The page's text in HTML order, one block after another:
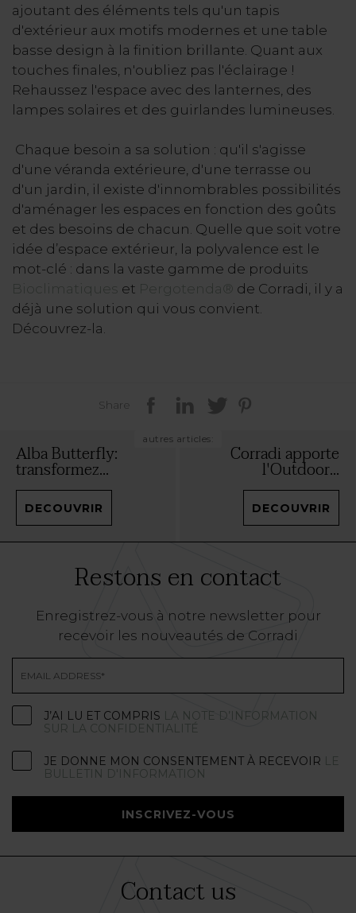
ajoutant des éléments tels qu'un tapis
d'extérieur aux motifs modernes et une table
basse design à la finition brillante. Quant aux
touches finales, n'oubliez pas l'éclairage !
Rehaussez l'espace avec des lanternes, des
lampes solaires et des guirlandes lumineuses.
Chaque besoin a sa solution : qu'il s'agisse
d'une véranda extérieure, d'une terrasse ou
d'un jardin, il existe d'innombrables possibilités
d'aménager les espaces en fonction des goûts
et des besoins de chacun. Quelle que soit votre
idée d’espace extérieur, la polyvalence est le
mot-clé : dans la vaste gamme de produits
Bioclimatiques
et Pergotenda® de Corradi, il y a
déjà une solution qui vous convient.
Découvrez-la.
Share
autres articles:
Alba Butterfly:
transformez...
DECOUVRIR
Corradi apporte
l'Outdoor...
DECOUVRIR
Restons en contact
Enregistrez-vous à notre newsletter pour
recevoir les nouveautés de Corradi
J’AI LU ET COMPRIS LA NOTE D’INFORMATION
SUR LA CONFIDENTIALITÉ
JE DONNE MON CONSENTEMENT À RECEVOIR LE
BULLETIN D'INFORMATION
INSCRIVEZ-VOUS
Contact us